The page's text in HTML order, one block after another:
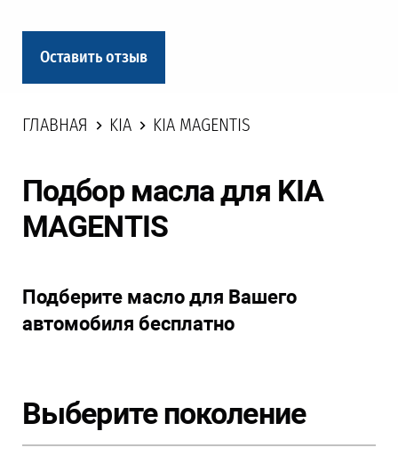
Оставить отзыв
ГЛАВНАЯ KIA KIA MAGENTIS
Подбор масла для KIA
MAGENTIS
Подберите масло для Вашего
автомобиля бесплатно
Выберите поколение